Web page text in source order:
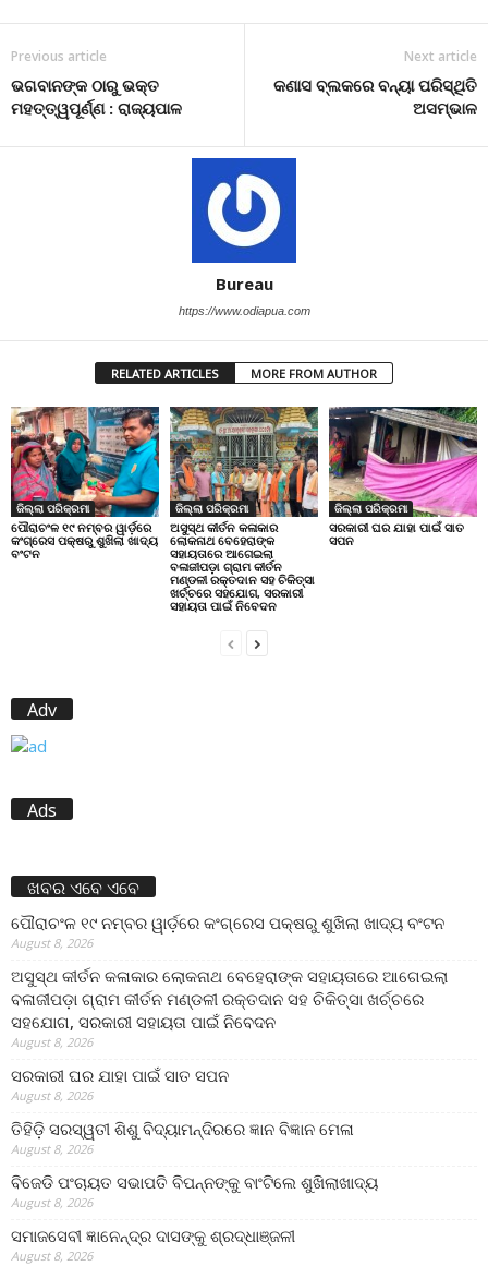
Previous article
ଭଗବାନଙ୍କ ଠାରୁ ଭକ୍ତ
ମହତ୍ତ୍ୱପୂର୍ଣ୍ଣ : ରାଜ୍ୟପାଳ
Next article
କଣାସ ବ୍ଲକରେ ବନ୍ୟା ପରିସ୍ଥିତି
ଅସମ୍ଭାଳ
Bureau
https://www.odiapua.com
RELATED ARTICLES MORE FROM AUTHOR
ଜିଲ୍ଲା ପରିକ୍ରମା
ପୌରାଚଂଳ ୧୯ ନମ୍ବର ୱାର୍ଡ଼ରେ
କଂଗ୍ରେସ ପକ୍ଷରୁ ଶୁଖିଲା ଖାଦ୍ୟ
ବଂଟନ
ଜିଲ୍ଲା ପରିକ୍ରମା
ଅସୁସ୍ଥ କୀର୍ତନ କଳାକାର
ଲୋକନାଥ ବେହେରାଙ୍କ
ସହାୟତାରେ ଆଗେଇଲା
ବଳାଜୀପଡ଼ା ଗ୍ରାମ କୀର୍ତନ
ମଣ୍ଡଳୀ ରକ୍ତଦାନ ସହ ଚିକିତ୍ସା
ଖର୍ଚ୍ଚରେ ସହଯୋଗ, ସରକାରୀ
ସହାୟତା ପାଇଁ ନିବେଦନ
ଜିଲ୍ଲା ପରିକ୍ରମା
ସରକାରୀ ଘର ଯାହା ପାଇଁ ସାତ
ସପନ
Adv
Ads
ଖବର ଏବେ ଏବେ
ପୌରାଚଂଳ ୧୯ ନମ୍ବର ୱାର୍ଡ଼ରେ କଂଗ୍ରେସ ପକ୍ଷରୁ ଶୁଖିଲା ଖାଦ୍ୟ ବଂଟନ
August 8, 2026
ଅସୁସ୍ଥ କୀର୍ତନ କଳାକାର ଲୋକନାଥ ବେହେରାଙ୍କ ସହାୟତାରେ ଆଗେଇଲା
ବଳାଜୀପଡ଼ା ଗ୍ରାମ କୀର୍ତନ ମଣ୍ଡଳୀ ରକ୍ତଦାନ ସହ ଚିକିତ୍ସା ଖର୍ଚ୍ଚରେ
ସହଯୋଗ, ସରକାରୀ ସହାୟତା ପାଇଁ ନିବେଦନ
August 8, 2026
ସରକାରୀ ଘର ଯାହା ପାଇଁ ସାତ ସପନ
August 8, 2026
ତିହିଡି଼ ସରସ୍ୱତୀ ଶିଶୁ ବିଦ୍ୟାମନ୍ଦିରରେ ଜ୍ଞାନ ବିଜ୍ଞାନ ମେଳା
August 8, 2026
ବିଜେଡି ପଂଚାୟତ ସଭାପତି ବିପନ୍ନଙ୍କୁ ବାଂଟିଲେ ଶୁଖିଲାଖାଦ୍ୟ
August 8, 2026
ସମାଜସେବୀ ଜ୍ଞାନେନ୍ଦ୍ର ଦାସଙ୍କୁ ଶ୍ରଦ୍ଧାଞ୍ଜଳୀ
August 8, 2026